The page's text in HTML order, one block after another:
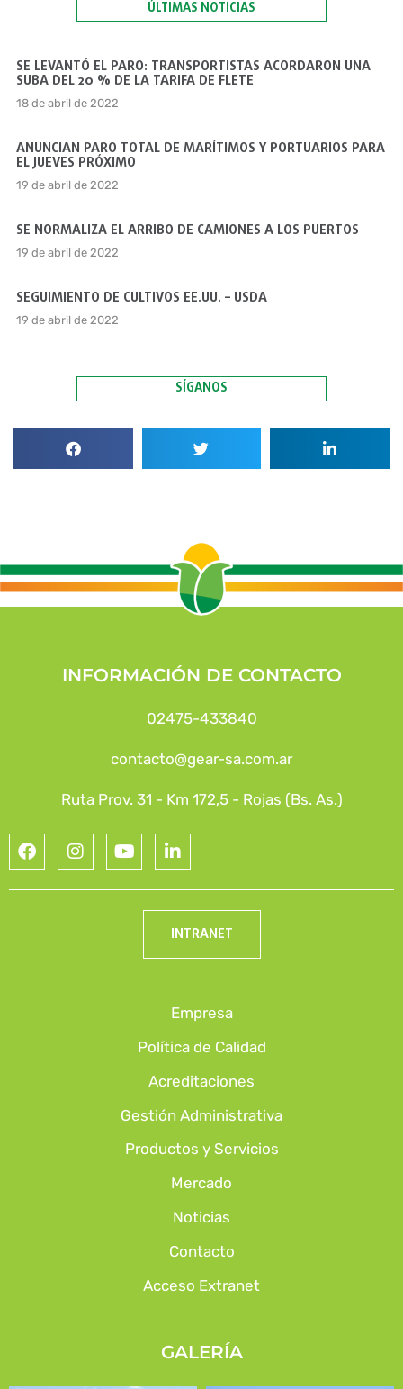
ÚLTIMAS NOTICIAS
SE LEVANTÓ EL PARO: TRANSPORTISTAS ACORDARON UNA
SUBA DEL 20 % DE LA TARIFA DE FLETE
18 de abril de 2022
ANUNCIAN PARO TOTAL DE MARÍTIMOS Y PORTUARIOS PARA
EL JUEVES PRÓXIMO
19 de abril de 2022
SE NORMALIZA EL ARRIBO DE CAMIONES A LOS PUERTOS
19 de abril de 2022
SEGUIMIENTO DE CULTIVOS EE.UU. – USDA
19 de abril de 2022
SÍGANOS
INFORMACIÓN DE CONTACTO
02475-433840
contacto@gear-sa.com.ar
Ruta Prov. 31 - Km 172,5 - Rojas (Bs. As.)
INTRANET
Empresa
Política de Calidad
Acreditaciones
Gestión Administrativa
Productos y Servicios
Mercado
Noticias
Contacto
Acceso Extranet
GALERÍA